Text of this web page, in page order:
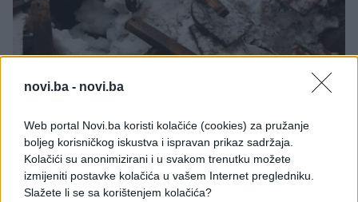
novi.ba - novi.ba
Web portal Novi.ba koristi kolačiće (cookies) za pružanje
boljeg korisničkog iskustva i ispravan prikaz sadržaja.
Kolačići su anonimizirani i u svakom trenutku možete
izmijeniti postavke kolačića u vašem Internet pregledniku.
Slažete li se sa korištenjem kolačića?
Farma je smještena u blizini saobraćajnice
Tomislavgrad – Rama koja je proteklih dana bila
blokirana velikim snježnim nanosima zbog čega